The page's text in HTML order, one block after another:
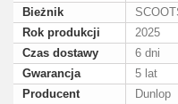
Bieżnik
Rok produkcji
2025
Czas dostawy
6 dni
Gwarancja
5 lat
Producent
Dunlop